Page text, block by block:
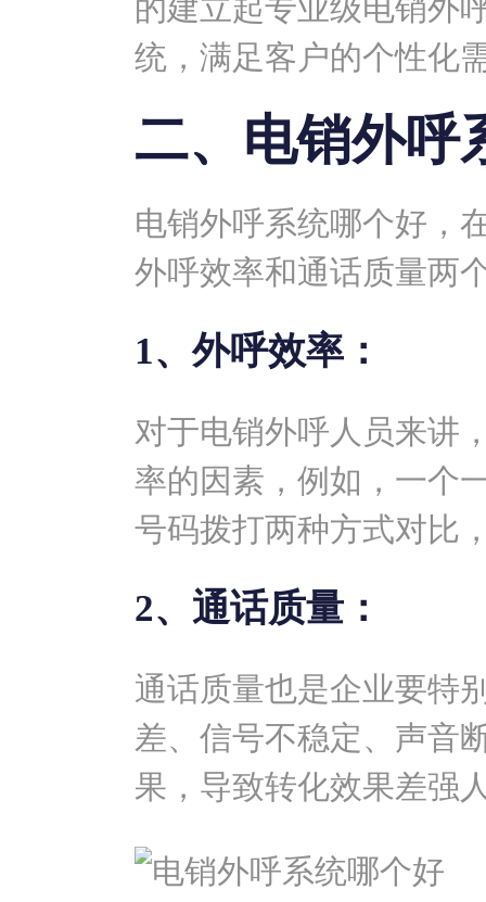
的建立起专业级电销外
统，满足客户的个性化
二、电销外呼
电销外呼系统哪个好，
外呼效率和通话质量两
1、外呼效率：
对于电销外呼人员来讲
率的因素，例如，一个
号码拨打两种方式对比
2、通话质量：
通话质量也是企业要特
差、信号不稳定、声音
果，导致转化效果差强